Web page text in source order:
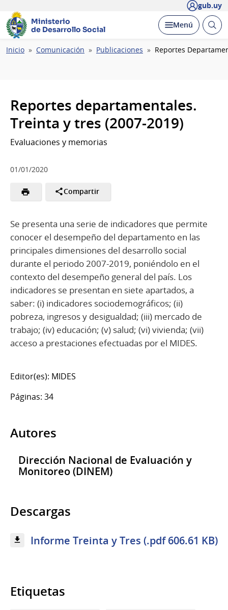
gub.uy
Ministerio
de Desarrollo Social
Desplegar
Menú Abrir
Ruta
Inicio Comunicación Publicaciones Reportes
Reportes departamentales.
Treinta y tres (2007-2019)
Evaluaciones y memorias
01/01/2020
Compartir
Se presenta una serie de indicadores que permite
conocer el desempeño del departamento en las
principales dimensiones del desarrollo social
durante el periodo 2007-2019, poniéndolo en el
contexto del desempeño general del país. Los
indicadores se presentan en siete apartados, a
saber: (i) indicadores sociodemográficos; (ii)
pobreza, ingresos y desigualdad; (iii) mercado de
trabajo; (iv) educación; (v) salud; (vi) vivienda; (vii)
acceso a prestaciones efectuadas por el MIDES.
Editor(es): MIDES
Páginas: 34
Autores
Dirección Nacional de Evaluación y
Monitoreo (DINEM)
Descargas
Informe Treinta y Tres (.pdf 606.61 KB)
Etiquetas